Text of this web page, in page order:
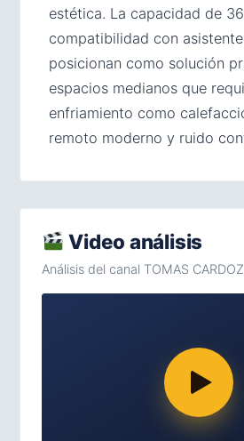
estética. La capacidad de
compatibilidad con
posicionan como solución
espacios medianos que
enfriamiento como
remoto moderno y ruido
Video análisis
Análisis del canal TOMAS